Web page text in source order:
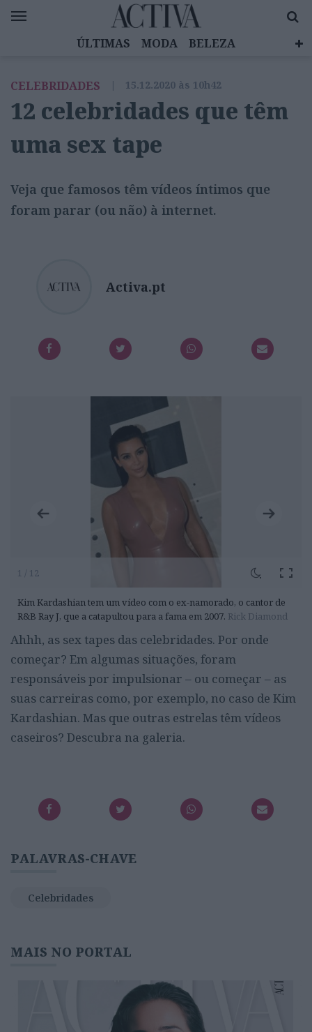
ÚLTIMAS MODA
BELEZA
EMOÇÕES
MULHERES INSPIRADORAS
DIZ QUEM SABE
ACTIVA BRAND STUDIO
CELEBRIDADES | 15.12.2020 às 10h42
12 celebridades que têm
uma sex tape
Veja que famosos têm vídeos íntimos que
foram parar (ou não) à internet.
Activa.pt
1 / 12
Kim Kardashian tem um vídeo com o ex-namorado, o cantor de
R&B Ray J, que a catapultou para a fama em 2007. Rick Diamond
Ahhh, as sex tapes das celebridades. Por onde
começar? Em algumas situações, foram
responsáveis por impulsionar – ou começar – as
suas carreiras como, por exemplo, no caso de Kim
Kardashian. Mas que outras estrelas têm vídeos
caseiros? Descubra na galeria.
PALAVRAS-CHAVE
Celebridades
MAIS NO PORTAL